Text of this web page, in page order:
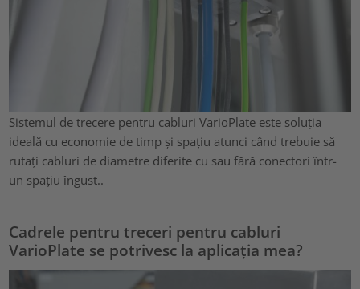
Sistemul de trecere pentru cabluri VarioPlate este soluția
ideală cu economie de timp și spațiu atunci când trebuie să
rutați cabluri de diametre diferite cu sau fără conectori într-
un spațiu îngust..
Cadrele pentru treceri pentru cabluri
VarioPlate se potrivesc la aplicația mea?